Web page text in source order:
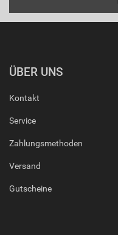
ÜBER UNS
Kontakt
Service
Zahlungsmethoden
Versand
Gutscheine